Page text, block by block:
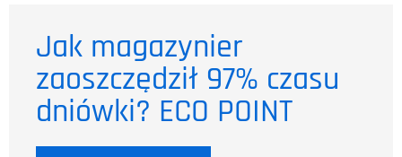
Jak magazynier
zaoszczędził 97% czasu
dniówki? ECO POINT